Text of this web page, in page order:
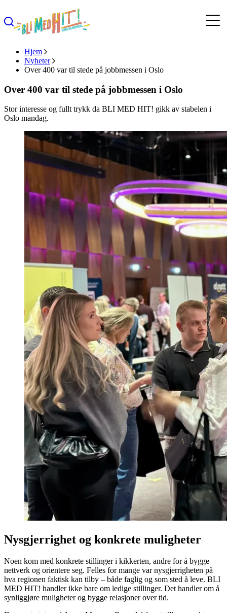
Hjem
Nyheter
Over 400 var til stede på jobbmessen i Oslo
Over 400 var til stede på jobbmessen i Oslo
Stor interesse og fullt trykk da BLI MED HIT! gikk av stabelen i
Oslo mandag.
Nysgjerrighet og konkrete muligheter
Noen kom med konkrete stillinger i kikkerten, andre for å bygge
nettverk og orientere seg. Felles for mange var nysgjerrigheten på
hva regionen faktisk kan tilby – både faglig og som sted å leve. BLI
MED HIT! handler ikke bare om ledige stillinger. Det handler om å
synliggjøre muligheter og bygge relasjoner over tid.